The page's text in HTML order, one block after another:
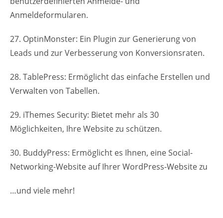
Anmeldeformularen.
27. OptinMonster: Ein Plugin zur Generierung von
Leads und zur Verbesserung von Konversionsraten.
28. TablePress: Ermöglicht das einfache Erstellen und
Verwalten von Tabellen.
29. iThemes Security: Bietet mehr als 30
Möglichkeiten, Ihre Website zu schützen.
30. BuddyPress: Ermöglicht es Ihnen, eine Social-
Networking-Website auf Ihrer WordPress-Website zu
…und viele mehr!